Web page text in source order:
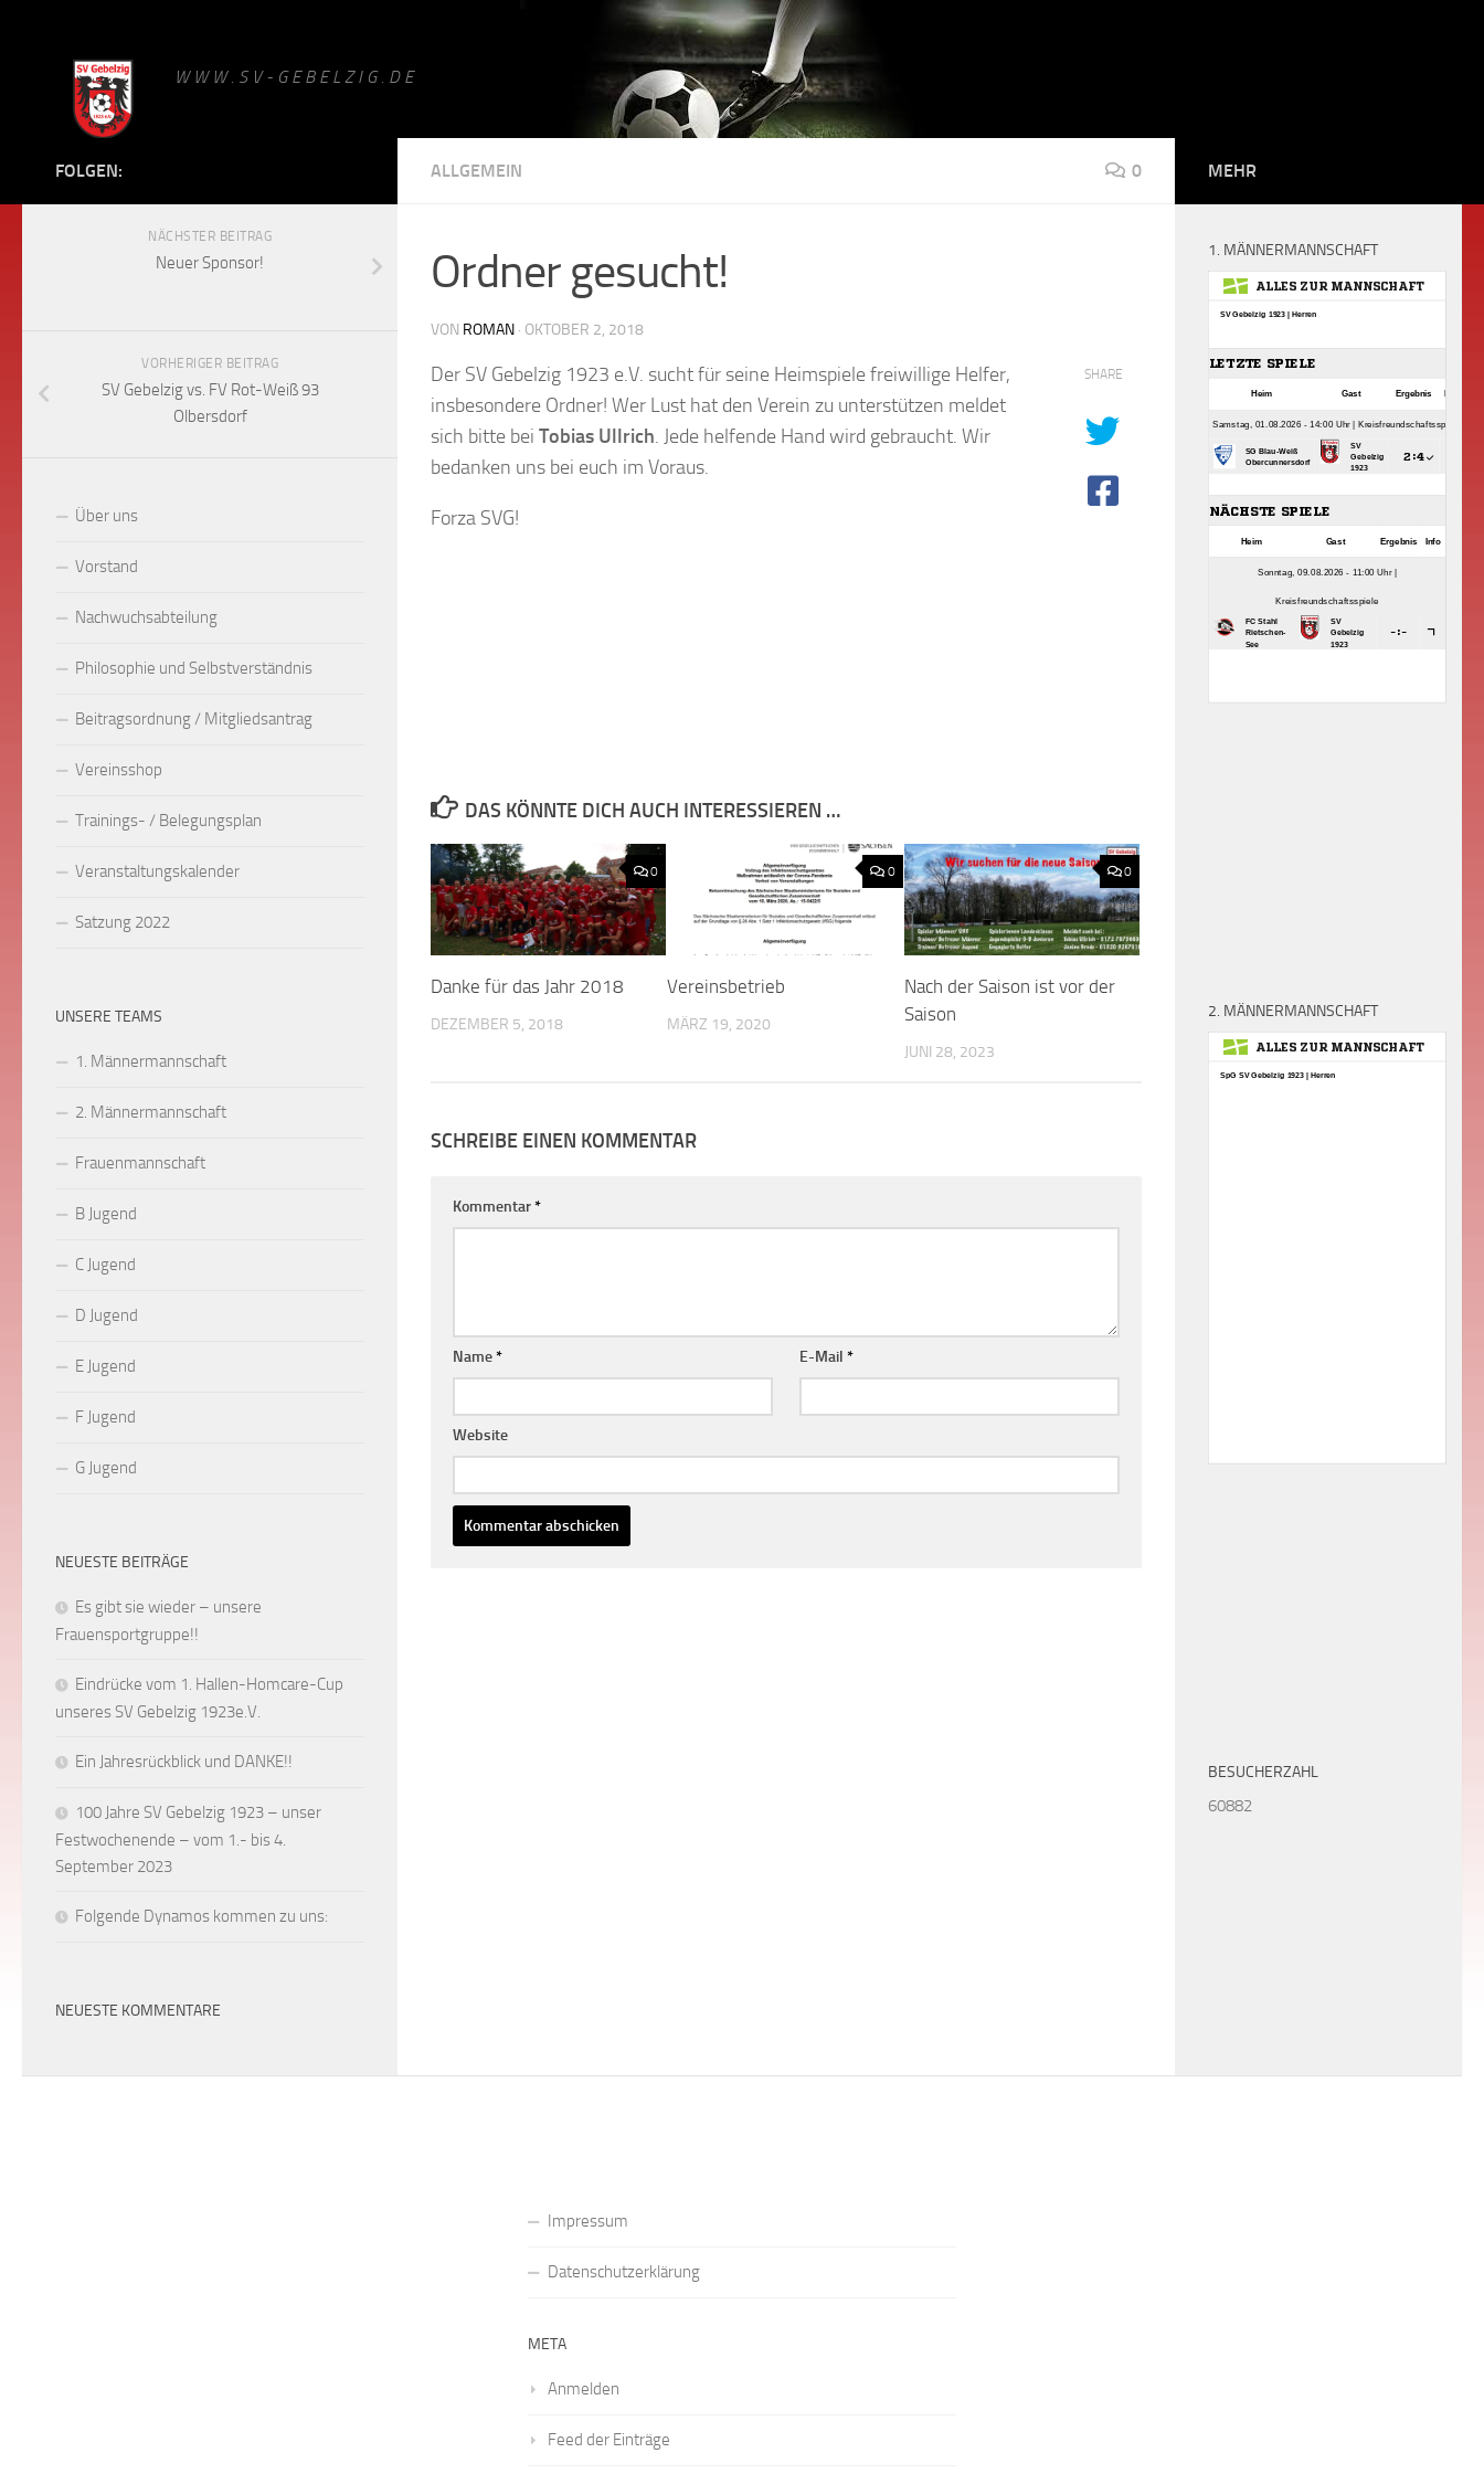
W W W . S V - G E B E L Z I G . D E
ALLGEMEIN 0
Ordner gesucht!
VON ROMAN · OKTOBER 2, 2018
Der SV Gebelzig 1923 e.V. sucht für seine Heimspiele freiwillige Helfer,
insbesondere Ordner! Wer Lust hat den Verein zu unterstützen meldet
sich bitte bei Tobias Ullrich. Jede helfende Hand wird gebraucht. Wir
bedanken uns bei euch im Voraus.
Forza SVG!
SHARE
DAS KÖNNTE DICH AUCH INTERESSIEREN …
0
Danke für das Jahr 2018
DEZEMBER 5, 2018
0
Vereinsbetrieb
MÄRZ 19, 2020
0
Nach der Saison ist vor der
Saison
JUNI 28, 2023
SCHREIBE EINEN KOMMENTAR
Kommentar*
Name* E-Mail*
Website
FOLGEN:
NÄCHSTER BEITRAG
Neuer Sponsor!
VORHERIGER BEITRAG
SV Gebelzig vs. FV Rot-Weiß 93
Olbersdorf
Über uns
Vorstand
Nachwuchsabteilung
Philosophie und Selbstverständnis
Beitragsordnung / Mitgliedsantrag
Vereinsshop
Trainings- / Belegungsplan
Veranstaltungskalender
Satzung 2022
UNSERE TEAMS
1. Männermannschaft
2. Männermannschaft
Frauenmannschaft
B Jugend
C Jugend
D Jugend
E Jugend
F Jugend
G Jugend
NEUESTE BEITRÄGE
Es gibt sie wieder – unsere
Frauensportgruppe!!
Eindrücke vom 1. Hallen-Homcare-Cup
unseres SV Gebelzig 1923e.V.
Ein Jahresrückblick und DANKE!!
100 Jahre SV Gebelzig 1923 – unser
Festwochenende – vom 1.- bis 4.
September 2023
Folgende Dynamos kommen zu uns:
NEUESTE KOMMENTARE
MEHR
1. MÄNNERMANNSCHAFT
2. MÄNNERMANNSCHAFT
BESUCHERZAHL
60882
Impressum
Datenschutzerklärung
META
Anmelden
Feed der Einträge